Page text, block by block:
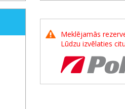
Meklējamās
Lūdzu izvēlaties